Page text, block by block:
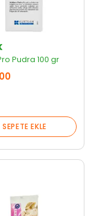
Pudra 100 gr
SEPETE EKLE